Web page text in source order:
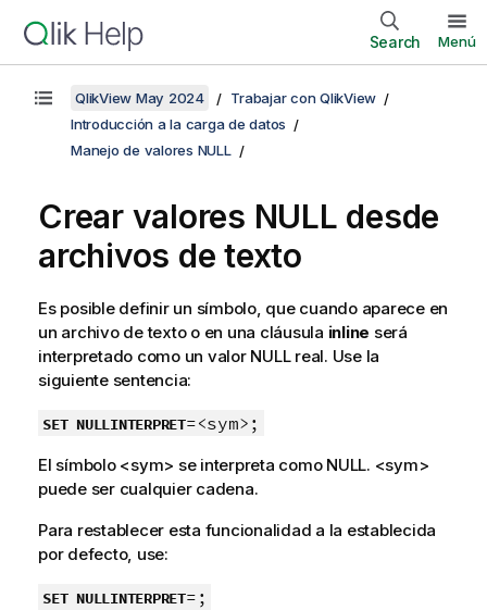
Search Menú
QlikView May 2024
Trabajar con QlikView
Introducción a la carga de datos
Manejo de valores NULL
Crear valores NULL desde
archivos de texto
Es posible definir un símbolo, que cuando aparece en
un archivo de texto o en una cláusula inline será
interpretado como un valor NULLreal. Use la
siguiente sentencia:
SET NULLINTERPRET=<sym>;
El símbolo <sym> se interpreta como NULL. <sym>
puede ser cualquier cadena.
Para restablecer esta funcionalidad a la establecida
por defecto, use:
SET NULLINTERPRET=;